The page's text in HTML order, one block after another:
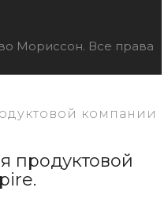
Мориссон. Все права
компании
продуктовой